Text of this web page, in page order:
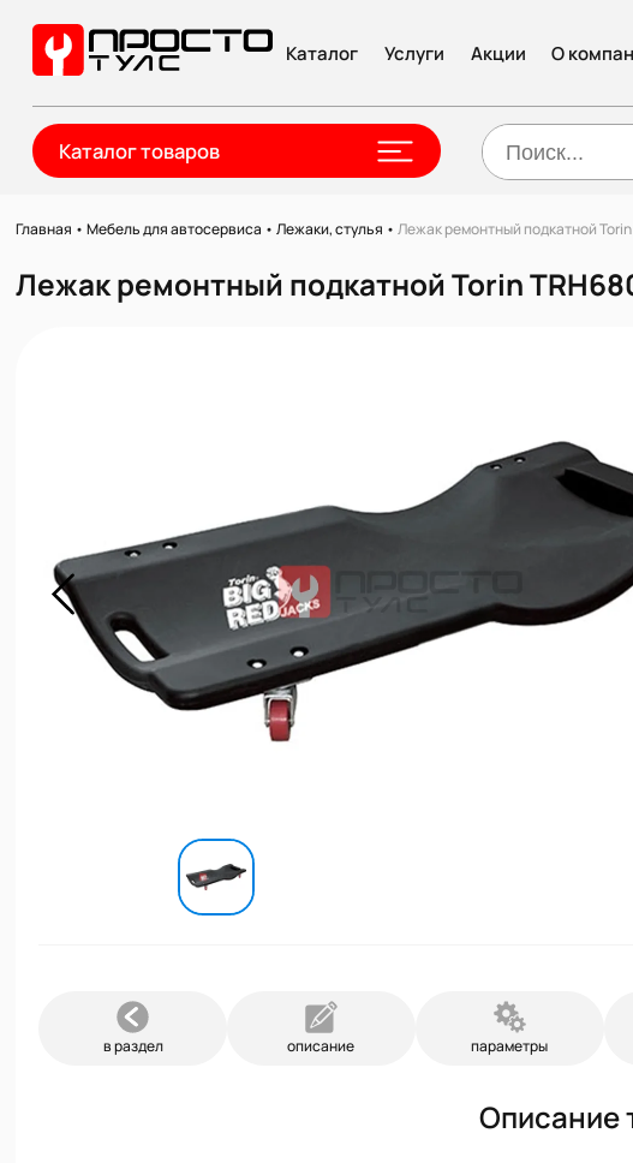
Каталог Услуги Акции О
Каталог товаров
Главная •Мебель для автосервиса •Лежаки, стулья •Лежак ремонтный подкатной
Лежак ремонтный подкатной Torin
в раздел описание параметры
Описание